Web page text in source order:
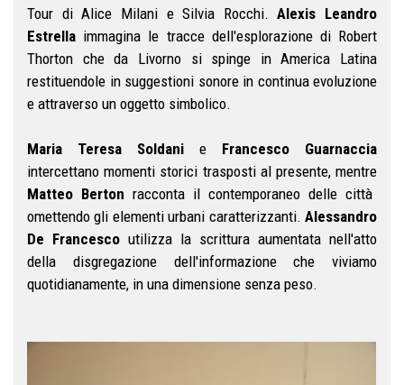
Tour di Alice Milani e Silvia Rocchi.Alexis Leandro
Estrella immagina le tracce dell'esplorazione di Robert
Thorton che da Livorno si spinge in America Latina
restituendole in suggestioni sonore in continua evoluzione
e attraverso un oggetto simbolico.
Maria Teresa Soldani e Francesco Guarnaccia
intercettano momenti storici trasposti al presente, mentre
Matteo Berton racconta il contemporaneo delle città
omettendo gli elementi urbani caratterizzanti. Alessandro
De Francesco utilizza la scrittura aumentata nell'atto
della disgregazione dell'informazione che viviamo
quotidianamente, in una dimensione senza peso.